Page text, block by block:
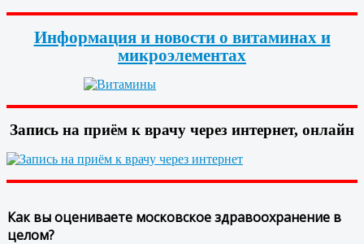
Информация и новости о витаминах и
микроэлементах
Запись на приём к врачу через интернет, онлайн
Как вы оцениваете московское здравоохранение в
целом?